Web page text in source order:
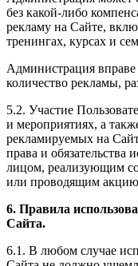
без какой-либо
рекламу на Сайте,
тренингах, курсах и
Администрация
количество рекламы,
5.2. Участие
и мероприятиях, а
рекламируемых на
права и обязательства
лицом, реализующим
или проводящим
6. Правила
Сайта.
6.1. В любом случае